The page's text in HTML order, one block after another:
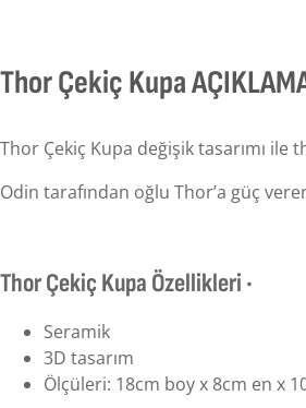
Thor Çekiç Kupa
Thor Çekiç Kupa değişik tasarımı
Odin tarafından oğlu Thor’a güç
Thor Çekiç Kupa Özellikleri ·
Seramik
3D tasarım
Ölçüleri: 18cm boy x 8cm en x